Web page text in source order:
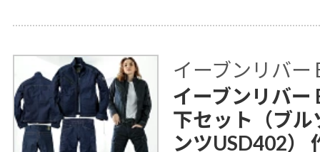
イーブンリバー
イーブンリバー
下セット（ブ
ンツUSD402）